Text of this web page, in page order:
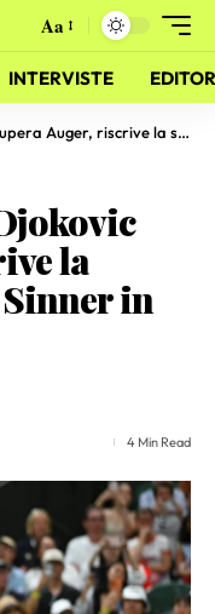
Aa
INTERVISTE
la storia e raggiunge Sinner in semifinale
la
in
4 Min Read